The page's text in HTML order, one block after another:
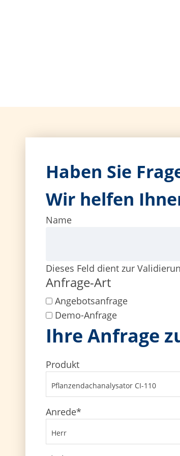
Haben Sie
Wir helfen
Name
Dieses Feld dient zur
Anfrage-Art
Angebotsanfrage
Demo-Anfrage
Ihre Anfrage
Produkt
Anrede*